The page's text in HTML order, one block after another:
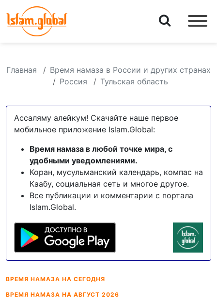
Главная
Время намаза в России и других странах
Россия
Тульская область
Ассаляму алейкум! Скачайте наше первое
мобильное приложение Islam.Global:
Время намаза в любой точке мира, с
удобными уведомлениями.
Коран, мусульманский календарь, компас на
Каабу, социальная сеть и многое другое.
Все публикации и комментарии с портала
Islam.Global.
ВРЕМЯ НАМАЗА НА СЕГОДНЯ
ВРЕМЯ НАМАЗА НА АВГУСТ 2026